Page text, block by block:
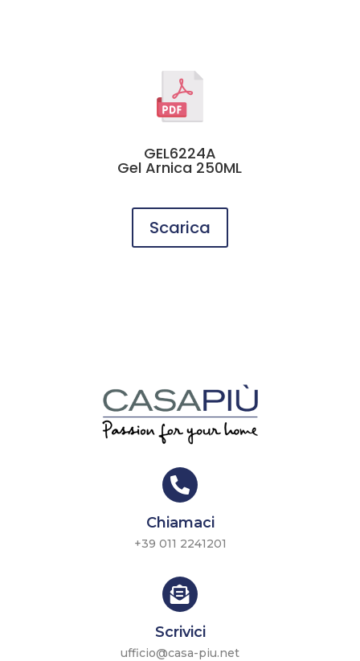
GEL6224A
Gel Arnica 250ML
Scarica

Chiamaci
+39 011 2241201

Scrivici
ufficio@casa-piu.net